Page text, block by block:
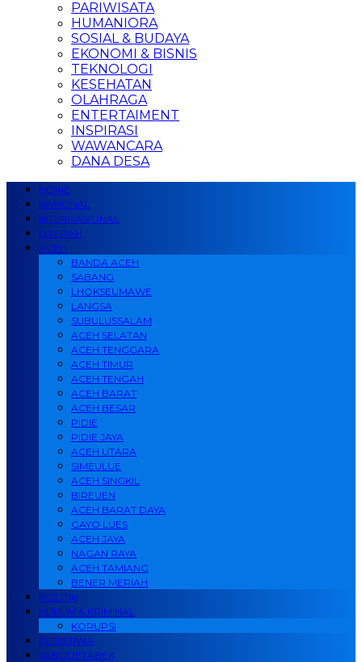
PARIWISATA
HUMANIORA
SOSIAL & BUDAYA
EKONOMI & BISNIS
TEKNOLOGI
KESEHATAN
OLAHRAGA
ENTERTAIMENT
INSPIRASI
WAWANCARA
DANA DESA
HOME
NASIONAL
INTERNASIONAL
DAERAH
ACEH
BANDA ACEH
SABANG
LHOKSEUMAWE
LANGSA
SUBULUSSALAM
ACEH SELATAN
ACEH TENGGARA
ACEH TIMUR
ACEH TENGAH
ACEH BARAT
ACEH BESAR
PIDIE
PIDIE JAYA
ACEH UTARA
SIMEULUE
ACEH SINGKIL
BIREUEN
ACEH BARAT DAYA
GAYO LUES
ACEH JAYA
NAGAN RAYA
ACEH TAMIANG
BENER MERIAH
POLITIK
HUKUM & KRIMINAL
KORUPSI
PERISTIWA
JABODETABEK